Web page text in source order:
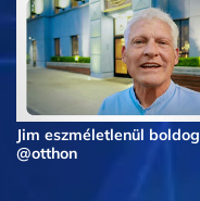
Jim eszméletlenül boldog
@otthon